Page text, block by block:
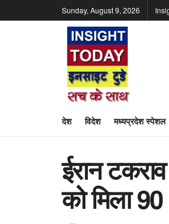
Sunday, August 9, 2026
देश विदेश मध्यप्रदेश स्पेशल
ईरान
को मिला